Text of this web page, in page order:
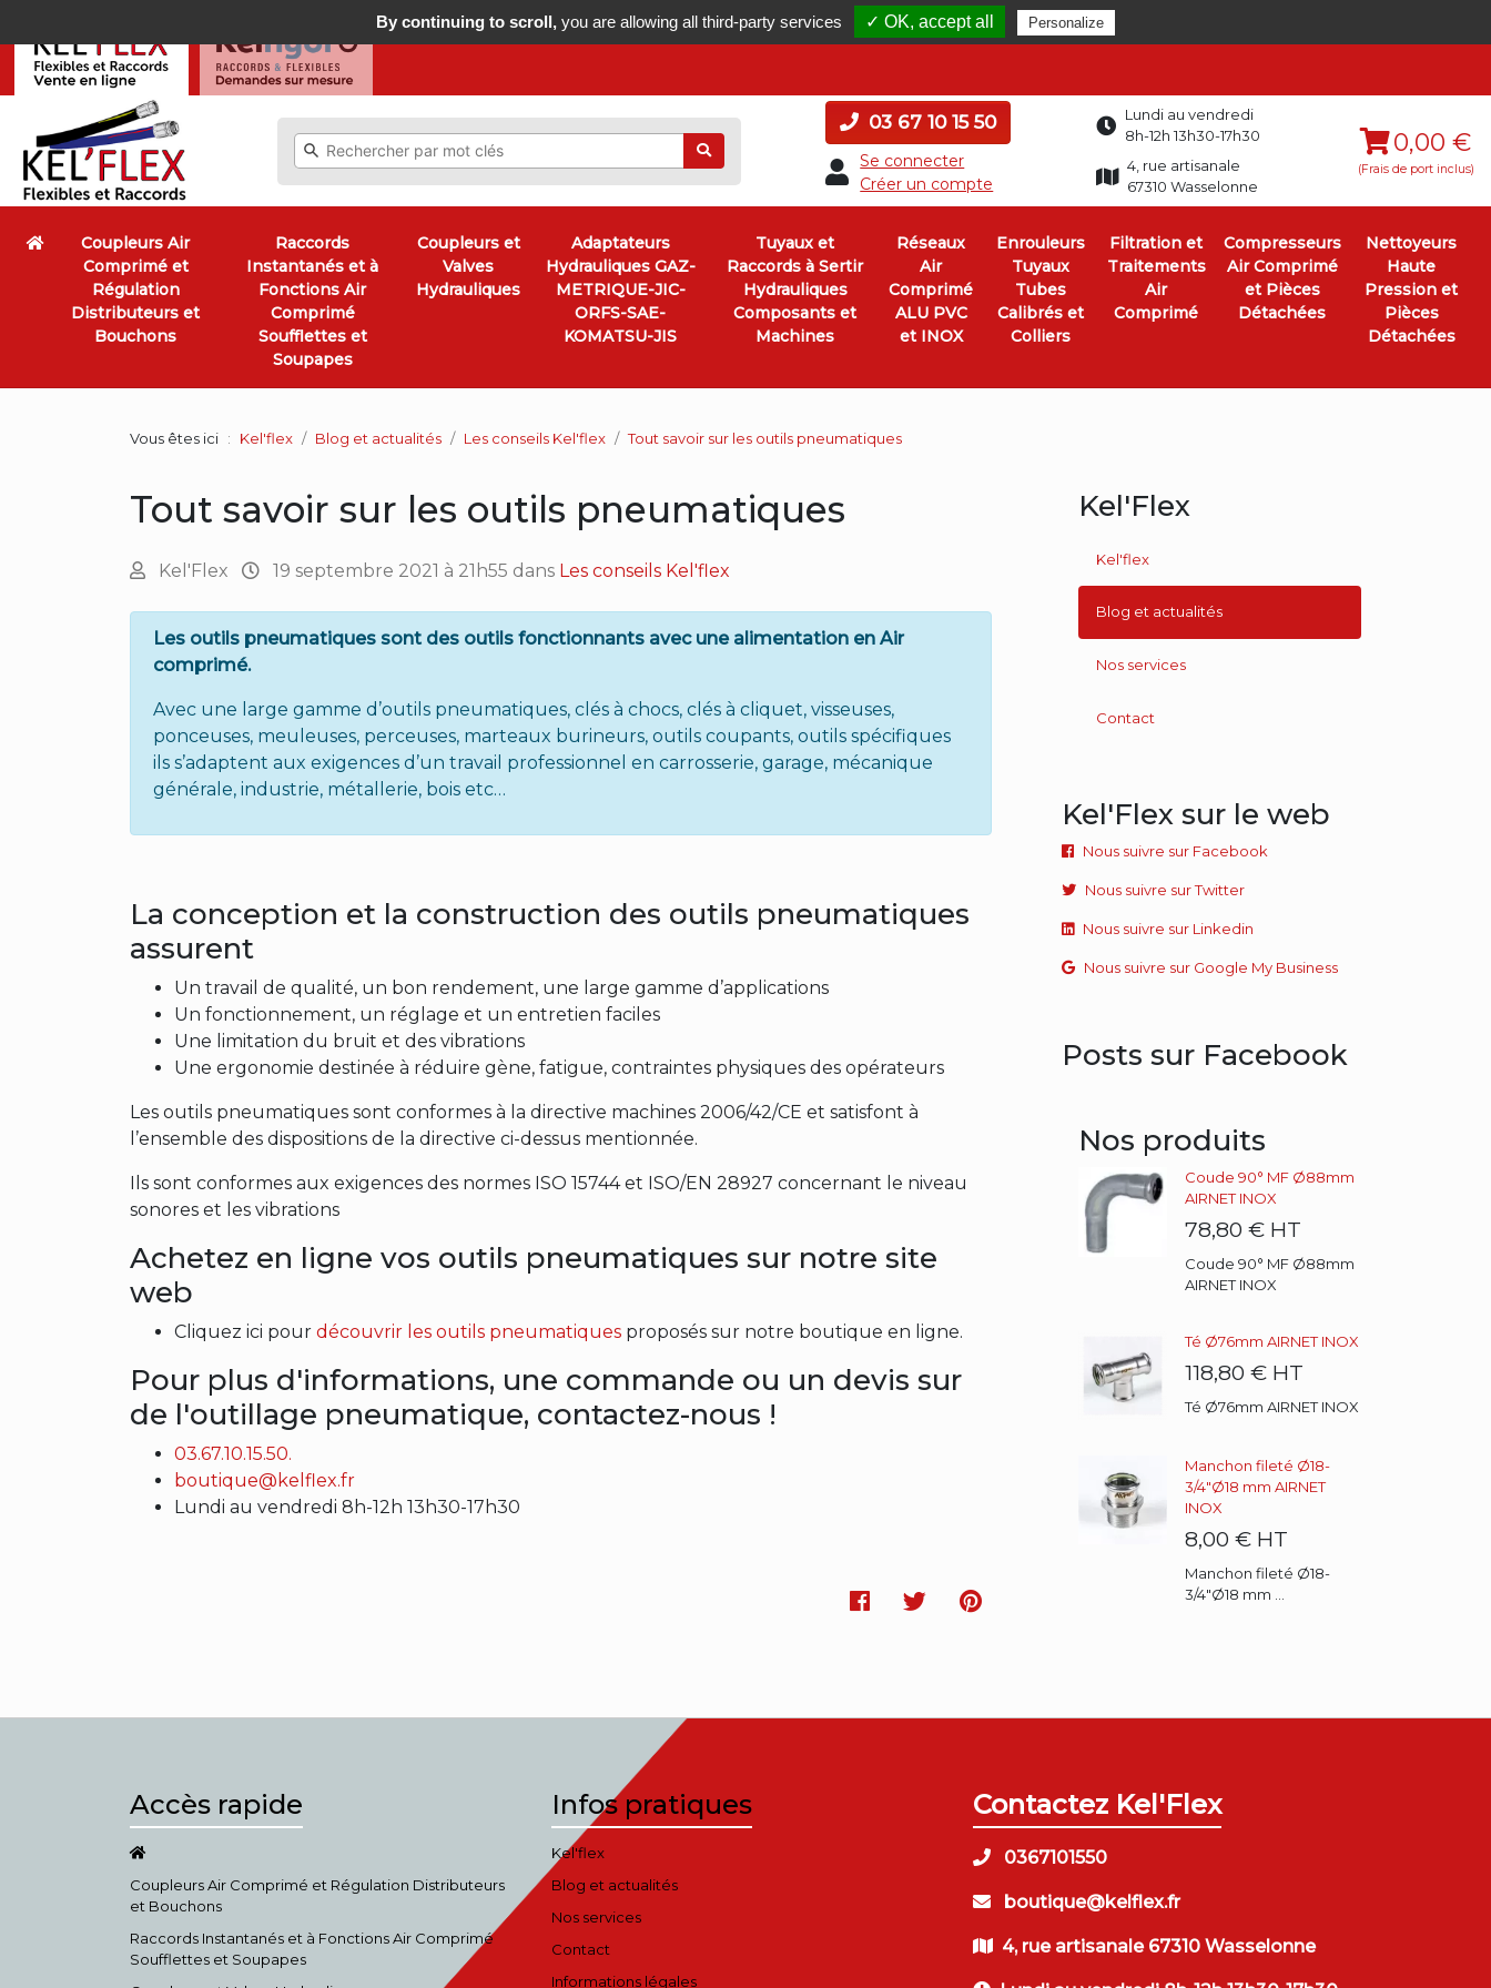
Ok
03 67 10 15 50
Se connecter
Créer un compte
Lundi au vendredi
8h-12h 13h30-17h30
4, rue artisanale
67310 Wasselonne
0,00 €
(Frais de port inclus)
Coupleurs Air
Comprimé et
Régulation
Distributeurs et
Bouchons
Raccords
Instantanés et à
Fonctions Air
Comprimé
Soufflettes et
Soupapes
Coupleurs et
Valves
Hydrauliques
Adaptateurs
Hydrauliques GAZ-
METRIQUE-JIC-
ORFS-SAE-
KOMATSU-JIS
Tuyaux et
Raccords à Sertir
Hydrauliques
Composants et
Machines
Réseaux
Air
Comprimé
ALU PVC
et INOX
Enrouleurs
Tuyaux
Tubes
Calibrés et
Colliers
Filtration et
Traitements
Air
Comprimé
Compresseurs
Air Comprimé
et Pièces
Détachées
Nettoyeurs
Haute
Pression et
Pièces
Détachées
Vous êtes ici Kel'flex Blog et actualités Les conseils Kel'flex Tout savoir sur les outils pneumatiques
Tout savoir sur les outils pneumatiques
Kel'Flex 19 septembre 2021 à 21h55 dans Les conseils Kel'flex
Les outils pneumatiques sont des outils fonctionnants avec une alimentation en Air
comprimé.
Avec une large gamme d’outils pneumatiques, clés à chocs, clés à cliquet, visseuses,
ponceuses, meuleuses, perceuses, marteaux burineurs, outils coupants, outils spécifiques
ils s’adaptent aux exigences d’un travail professionnel en carrosserie, garage, mécanique
générale, industrie, métallerie, bois etc…
La conception et la construction des outils pneumatiques
assurent
Un travail de qualité, un bon rendement, une large gamme d’applications
Un fonctionnement, un réglage et un entretien faciles
Une limitation du bruit et des vibrations
Une ergonomie destinée à réduire gène, fatigue, contraintes physiques des opérateurs
Les outils pneumatiques sont conformes à la directive machines 2006/42/CE et satisfont à
l’ensemble des dispositions de la directive ci-dessus mentionnée.
Ils sont conformes aux exigences des normes ISO 15744 et ISO/EN 28927 concernant le niveau
sonores et les vibrations
Achetez en ligne vos outils pneumatiques sur notre site
web
Cliquez ici pour découvrir les outils pneumatiques proposés sur notre boutique en ligne.
Pour plus d'informations, une commande ou un devis sur
de l'outillage pneumatique, contactez-nous !
03.67.10.15.50.
boutique@kelflex.fr
Lundi au vendredi 8h-12h 13h30-17h30
Facebook
TwitterPinterest
Kel'Flex
Kel'flex
Blog et actualités
Nos services
Contact
Kel'Flex sur le web
Nous suivre sur Facebook
Nous suivre sur Twitter
Nous suivre sur Linkedin
Nous suivre sur Google My Business
Posts sur Facebook
Nos produits
Coude 90° MF Ø88mm
AIRNET INOX
78,80 € HT
Coude 90° MF Ø88mm
AIRNET INOX
Té Ø76mm AIRNET INOX
118,80 € HT
Té Ø76mm AIRNET INOX
Manchon fileté Ø18-
3/4"Ø18 mm AIRNET
INOX
8,00 € HT
Manchon fileté Ø18-
3/4"Ø18 mm ...
Accès rapide
Coupleurs Air Comprimé et Régulation Distributeurs
et Bouchons
Raccords Instantanés et à Fonctions Air Comprimé
Soufflettes et Soupapes
Infos pratiques
Kel'flex
Blog et actualités
Nos services
Contact
Informations légales
Contactez Kel'Flex
0367101550
boutique@kelflex.fr
4, rue artisanale 67310 Wasselonne
By continuing to scroll,you are allowing all third-party services ✓ OK, accept all Personalize